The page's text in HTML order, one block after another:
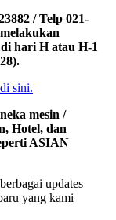
/ Telp 021-
hari H atau H-1
sini.
mesin /
Hotel, dan
ASIAN
updates
yang kami